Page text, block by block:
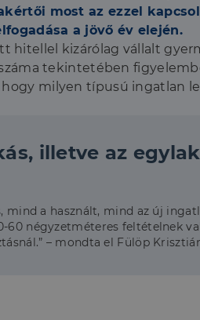
most az ezzel
a jövő év elején.
hitellel kizárólag vállalt
tekintetében
milyen típusú ingatlan
illetve az
a használt, mind az új
60 négyzetméteres feltételnek
– mondta el Fülöp